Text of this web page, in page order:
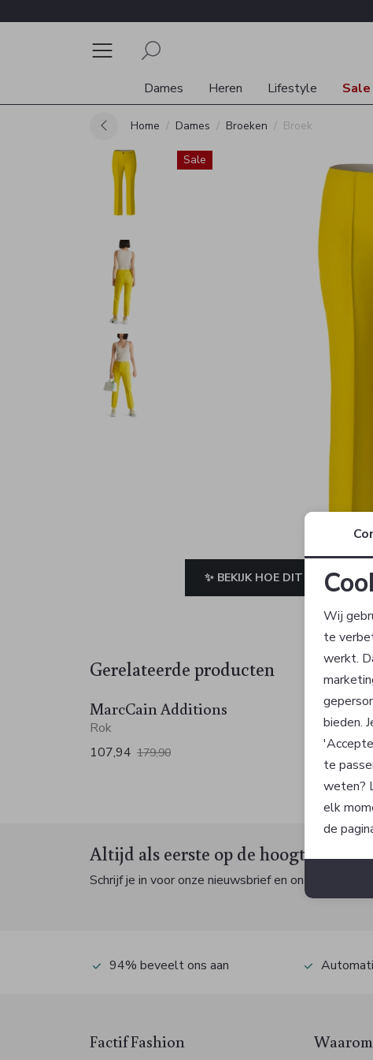
Dames Heren Lifestyle Sale
Home Dames Broeken Broek
Sale
✨ BEKIJK HOE DIT JE STAAT
Gerelateerde productenSale
MarcCain Additions
Rok
107,94 179,90
T-shirt
53,94
Altijd als eerste op de hoogte zijn?
Schrijf je in voor onze nieuwsbrief en ontvang dan
94% beveelt ons aan
Factif Fashion
Wij
te
werkt.
bieden.
te
weten?
elk
de